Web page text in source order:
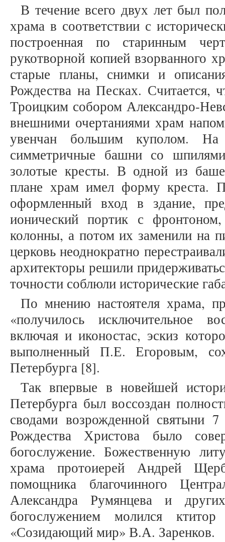
В течение всего двух лет был
храма в соответствии с
построенная по старинным
рукотворной копией взорванного
старые планы, снимки и
Рождества на Песках. Считается,
Троицким собором Александро-
внешними очертаниями храм
увенчан большим куполом.
симметричные башни со
золотые кресты. В одной из
плане храм имел форму креста.
оформленный вход в здание,
ионический портик с
колонны, а потом их заменили на
церковь неоднократно
архитекторы решили
точности соблюли исторические
По мнению настоятеля храма,
«получилось исключительное
включая и иконостас, эскиз
выполненный П.Е. Егоровым,
Петербурга [8].
Так впервые в новейшей
Петербурга был воссоздан
сводами возрожденной святыни
Рождества Христова было
богослужение. Божественную
храма протоиерей Андрей
помощника благочинного
Александра Румянцева и
богослужением молился
«Созидающий мир» В.А. Заренков.